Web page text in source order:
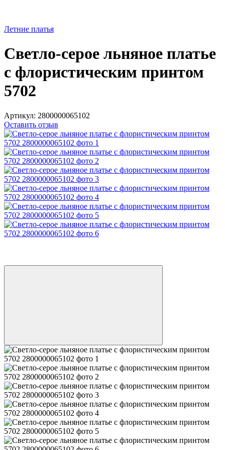
Летние платья
Светло-серое льняное платье
с флористическим принтом
5702
Артикул: 2800000065102
Оставить отзыв